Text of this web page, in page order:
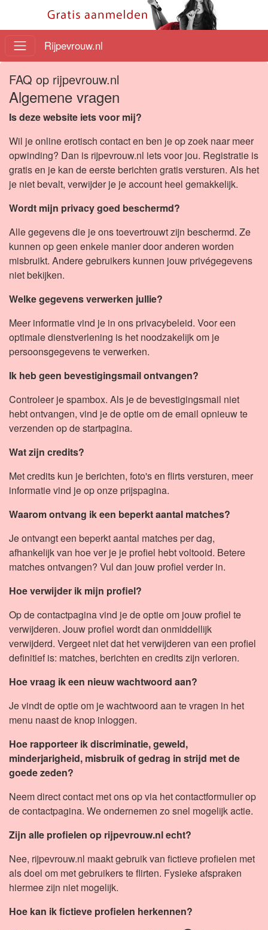
Rijpevrouw.nl
FAQ op rijpevrouw.nl
Algemene vragen
Is deze website iets voor mij?
Wil je online erotisch contact en ben je op zoek naar meer
opwinding? Dan is rijpevrouw.nl iets voor jou. Registratie is
gratis en je kan de eerste berichten gratis versturen. Als het
je niet bevalt, verwijder je je account heel gemakkelijk.
Wordt mijn privacy goed beschermd?
Alle gegevens die je ons toevertrouwt zijn beschermd. Ze
kunnen op geen enkele manier door anderen worden
misbruikt. Andere gebruikers kunnen jouw privégegevens
niet bekijken.
Welke gegevens verwerken jullie?
Meer informatie vind je in ons privacybeleid. Voor een
optimale dienstverlening is het noodzakelijk om je
persoonsgegevens te verwerken.
Ik heb geen bevestigingsmail ontvangen?
Controleer je spambox. Als je de bevestigingsmail niet
hebt ontvangen, vind je de optie om de email opnieuw te
verzenden op de startpagina.
Wat zijn credits?
Met credits kun je berichten, foto's en flirts versturen, meer
informatie vind je op onze prijspagina.
Waarom ontvang ik een beperkt aantal matches?
Je ontvangt een beperkt aantal matches per dag,
afhankelijk van hoe ver je je profiel hebt voltooid. Betere
matches ontvangen? Vul dan jouw profiel verder in.
Hoe verwijder ik mijn profiel?
Op de contactpagina vind je de optie om jouw profiel te
verwijderen. Jouw profiel wordt dan onmiddellijk
verwijderd. Vergeet niet dat het verwijderen van een profiel
definitief is: matches, berichten en credits zijn verloren.
Hoe vraag ik een nieuw wachtwoord aan?
Je vindt de optie om je wachtwoord aan te vragen in het
menu naast de knop inloggen.
Hoe rapporteer ik discriminatie, geweld,
minderjarigheid, misbruik of gedrag in strijd met de
goede zeden?
Neem direct contact met ons op via het contactformulier op
de contactpagina. We ondernemen zo snel mogelijk actie.
Zijn alle profielen op rijpevrouw.nl echt?
Nee, rijpevrouw.nl maakt gebruik van fictieve profielen met
als doel om met gebruikers te flirten. Fysieke afspraken
hiermee zijn niet mogelijk.
Hoe kan ik fictieve profielen herkennen?